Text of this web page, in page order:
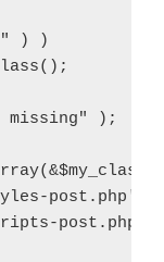
) )
post.php',